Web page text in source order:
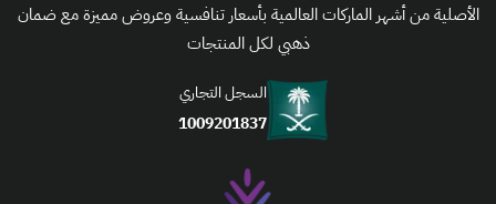
الأصلية من أشهر الماركات العالمية بأسعار تنافسية وعروض مميزة مع ضمان
ذهبي لكل المنتجات
السجل التجاري
1009201837